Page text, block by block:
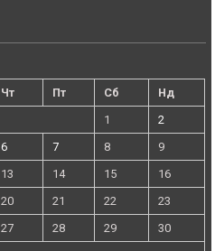
Чт Пт Сб
Нд
1
2
6 7 8
9
13 14 15
16
20 21 22
23
27 28 29
30